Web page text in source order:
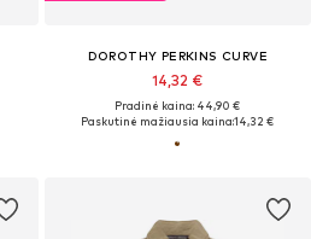
DOROTHY PERKINS CURVE
14,32 €
Pradinė kaina: 44,90 €
Paskutinė mažiausia kaina:14,32 €